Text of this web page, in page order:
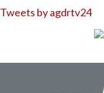
Tweets by agdrtv24